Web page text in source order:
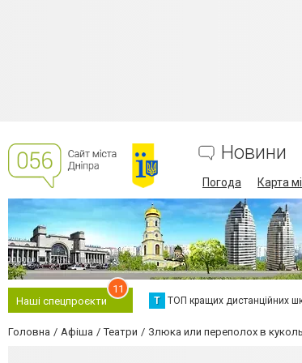
Новини
Погода Карта
Наші спецпроєкти
11
Т ТОП кращих дистанційних
Головна Афіша Театри Злюка или переполох в